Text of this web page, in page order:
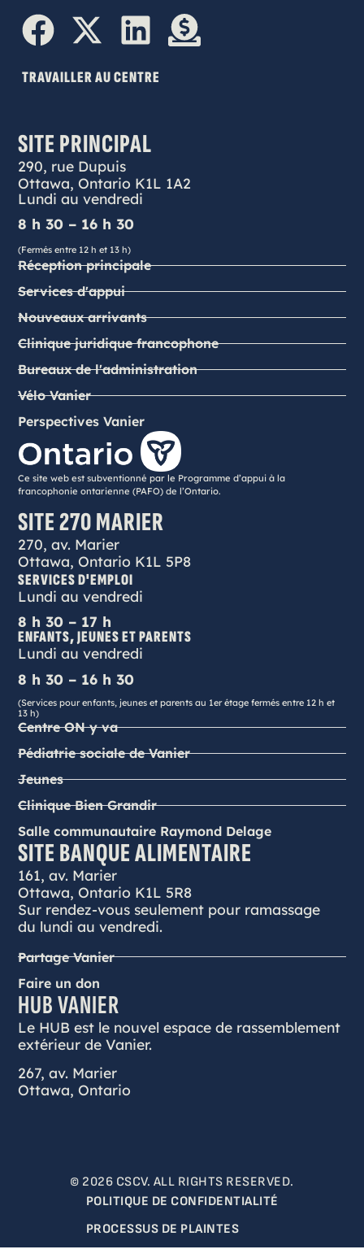
TRAVAILLER AU CENTRE
SITE PRINCIPAL
290, rue Dupuis
Ottawa, Ontario K1L 1A2
Lundi au vendredi
8 h 30 – 16 h 30
(Fermés entre 12 h et 13 h)
Réception principale
Services d'appui
Nouveaux arrivants
Clinique juridique francophone
Bureaux de l'administration
Vélo Vanier
Perspectives Vanier
Ce site web est subventionné par le Programme d’appui à la
francophonie ontarienne (PAFO) de l’Ontario.
SITE 270 MARIER
270, av. Marier
Ottawa, Ontario K1L 5P8
SERVICES D'EMPLOI
Lundi au vendredi
8 h 30 – 17 h
ENFANTS, JEUNES ET PARENTS
Lundi au vendredi
8 h 30 – 16 h 30
(Services pour enfants, jeunes et parents au 1er étage fermés entre 12 h et
13 h)
Centre ON y va
Pédiatrie sociale de Vanier
Jeunes
Clinique Bien Grandir
Salle communautaire Raymond Delage
SITE BANQUE ALIMENTAIRE
161, av. Marier
Ottawa, Ontario K1L 5R8
Sur rendez-vous seulement pour ramassage
du lundi au vendredi.
Partage Vanier
Faire un don
HUB VANIER
Le HUB est le nouvel espace de rassemblement
extérieur de Vanier.
267, av. Marier
Ottawa, Ontario
© 2026 CSCV. ALL RIGHTS RESERVED.
POLITIQUE DE CONFIDENTIALITÉ
PROCESSUS DE PLAINTES